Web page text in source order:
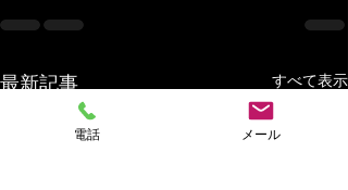
最新記事 すべて表示
電話 メール